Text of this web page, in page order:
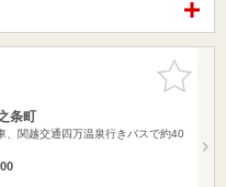
お気に入
りに追加
条町
、関越交通四万温泉行きバスで約40